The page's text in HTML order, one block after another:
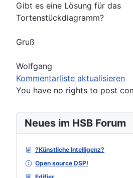
Neues im HSB Forum
?Künstliche Intelligenz?
Open source DSP!
Gibt es eine Lösung für das
Tortenstückdiagramm?
Gruß
Wolfgang
Kommentarliste aktualisieren
You have no rights to post